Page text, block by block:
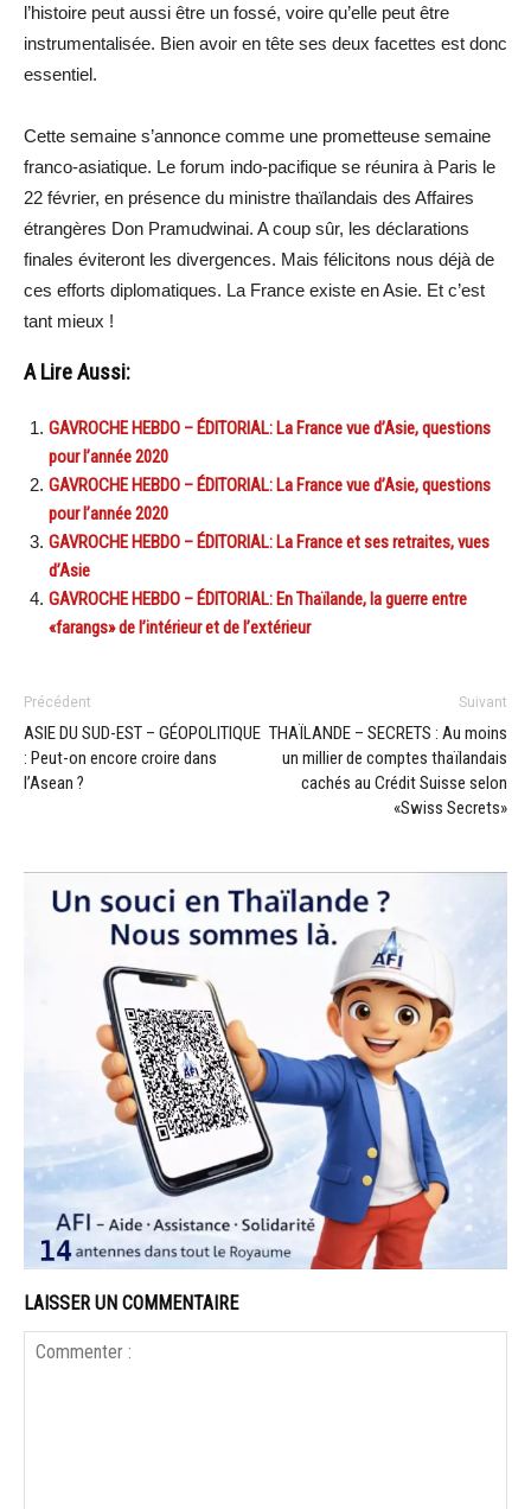
l’histoire peut aussi être un fossé, voire qu’elle peut être
instrumentalisée. Bien avoir en tête ses deux facettes est donc
essentiel.
Cette semaine s’annonce comme une prometteuse semaine
franco-asiatique. Le forum indo-pacifique se réunira à Paris le
22 février, en présence du ministre thaïlandais des Affaires
étrangères Don Pramudwinai. A coup sûr, les déclarations
finales éviteront les divergences. Mais félicitons nous déjà de
ces efforts diplomatiques. La France existe en Asie. Et c’est
tant mieux !
A Lire Aussi:
GAVROCHE HEBDO – ÉDITORIAL: La France vue d’Asie, questions
pour l’année 2020
GAVROCHE HEBDO – ÉDITORIAL: La France vue d’Asie, questions
pour l’année 2020
GAVROCHE HEBDO – ÉDITORIAL: La France et ses retraites, vues
d’Asie
GAVROCHE HEBDO – ÉDITORIAL: En Thaïlande, la guerre entre
«farangs» de l’intérieur et de l’extérieur
Précédent
ASIE DU SUD-EST – GÉOPOLITIQUE
: Peut-on encore croire dans
l’Asean ?
Suivant
THAÏLANDE – SECRETS : Au moins
un millier de comptes thaïlandais
cachés au Crédit Suisse selon
«Swiss Secrets»
LAISSER UN COMMENTAIRE